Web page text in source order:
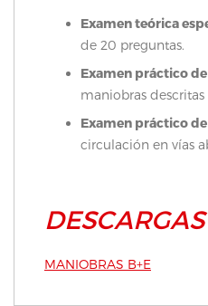
Examen teórica
de 20 preguntas.
Examen práctico
maniobras
Examen práctico
circulación en vías
DESCARGAS
MANIOBRAS B+E